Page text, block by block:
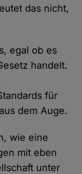
das nicht,
egal ob es
handelt.
für
dem Auge.
wie eine
mit eben
unter